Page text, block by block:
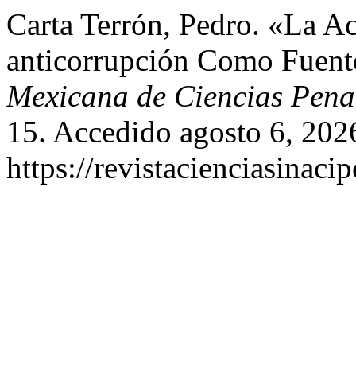
Carta Terrón, Pedro. «La
anticorrupción Como
Mexicana de Ciencias
15. Accedido agosto 6,
https://